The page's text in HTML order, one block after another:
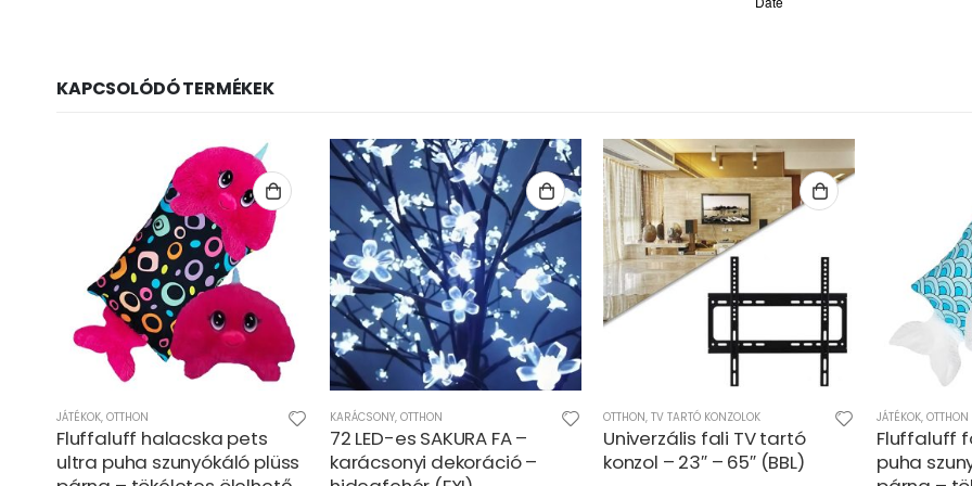
KAPCSOLÓDÓ TERMÉKEK
KARÁCSONY,OTTHON
72 LED-es SAKURA FA –
karácsonyi dekoráció –
OTTHON,TV TARTÓ KONZOLOK
Univerzális fali TV tartó
konzol – 23″ – 65″ (BBL)
JÁTÉKOK ,OTTHON
Fluffaluff fóka pets ultra
puha szunyókáló plüss
OTTHON,
Aqua